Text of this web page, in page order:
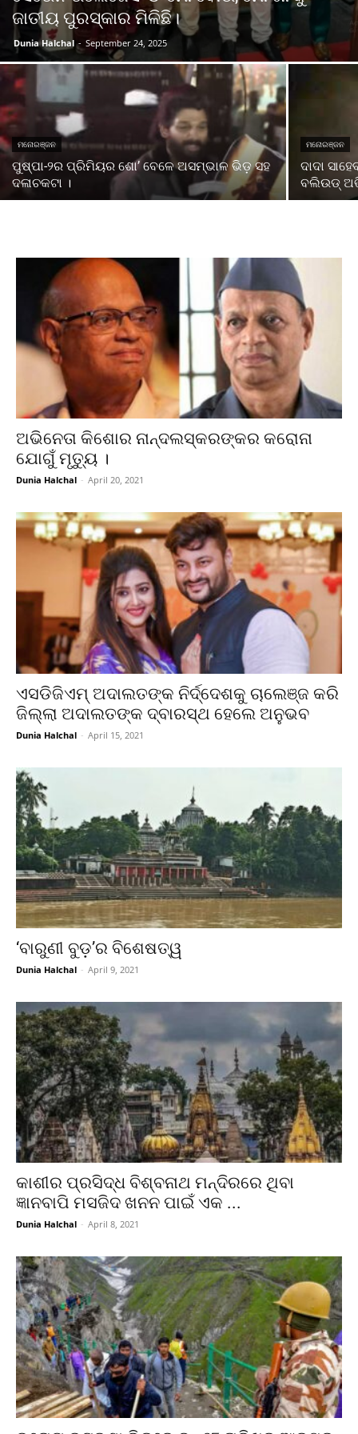
ଜାତୀୟ ପୁରସ୍କାର ମିଳିଛି।
Dunia Halchal - September 24, 2025
ମନୋରଞ୍ଜନ
ପୁଷ୍ପା-୨ର ପ୍ରିମିୟର ଶୋ’ ବେଳେ ଅସମ୍ଭାଳ ଭିଡ଼ ସହ
ଦଳାଚକଟା ।
ମନୋରଞ୍ଜନ
ଦାଦା
ବଲିଉଡ୍
ଅଭିନେତା କିଶୋର ନାନ୍ଦଲସ୍କରଙ୍କର କରୋନା
ଯୋଗୁଁ ମୃତ୍ୟୁ ।
Dunia Halchal - April 20, 2021
ଏସଡିଜିଏମ୍ ଅଦାଲତଙ୍କ ନିର୍ଦ୍ଦେଶକୁ ଚାଲେଞ୍ଜ କରି
ଜିଲ୍ଲା ଅଦାଲତଙ୍କ ଦ୍ବାରସ୍ଥ ହେଲେ ଅନୁଭବ
Dunia Halchal - April 15, 2021
‘ବାରୁଣୀ ବୁଡ଼’ର ବିଶେଷତ୍ୱ
Dunia Halchal - April 9, 2021
କାଶୀର ପ୍ରସିଦ୍ଧ ବିଶ୍ବନାଥ ମନ୍ଦିରରେ ଥିବା
ଜ୍ଞାନବାପି ମସଜିଦ ଖନନ ପାଇଁ ଏକ ...
Dunia Halchal - April 8, 2021